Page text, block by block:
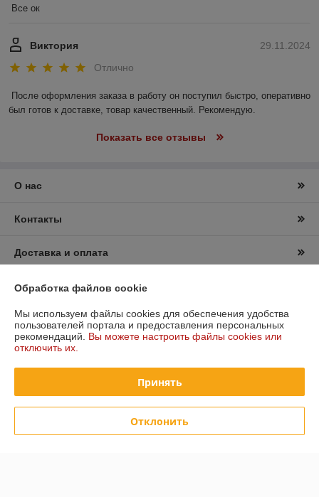
Все ок
29.11.2024
Виктория
Отлично
После оформления заказа в работу он поступил быстро, оперативно
был готов к доставке, товар качественный. Рекомендую.
Показать все отзывы
О нас
Контакты
Доставка и оплата
График работы
Полная версия сайта
Политика обработки cookies
Сайт создан на платформе Deal.by
Обработка файлов cookie
Мы используем файлы cookies для обеспечения удобства
пользователей портала и предоставления персональных
рекомендаций. Вы можете настроить файлы cookies или
отключить их.
Принять
Отклонить